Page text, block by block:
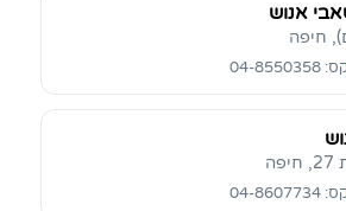
אנוש
8550358
8607734